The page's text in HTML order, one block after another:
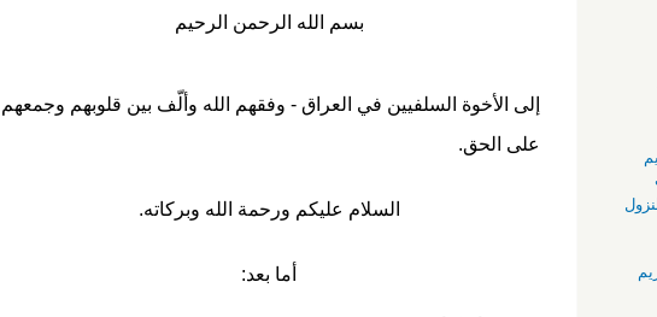
بسم الله الرحمن الرحيم
إلى الأخوة السلفيين في العراق - وفقهم الله وألّف بين قلوبهم وجمعهم
على الحق.
السلام عليكم ورحمة الله وبركاته.
أما بعد: